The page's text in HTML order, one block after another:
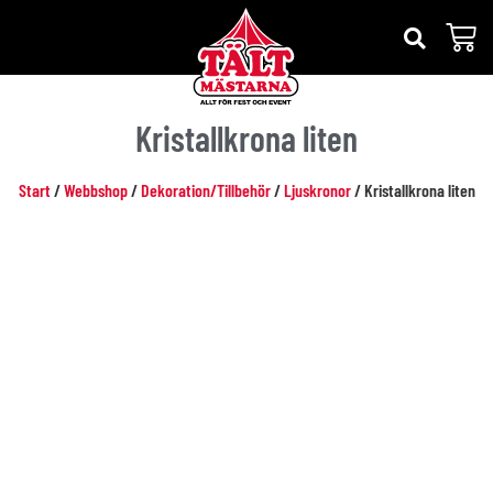
Kristallkrona liten
Start/Webbshop/Dekoration/Tillbehör/Ljuskronor/ Kristallkrona liten